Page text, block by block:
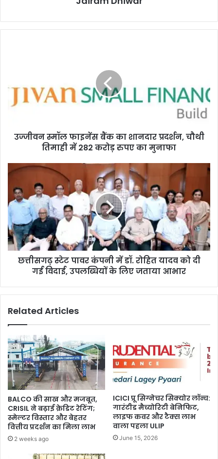
प्रदर्शन,
रुपए
का
मुनाफा
उज्जीवन स्मॉल फाइनेंस बैंक का शानदार प्रदर्शन, चौथी
तिमाही में 282 करोड़ रुपए का मुनाफा
छत्तीसगढ़
स्टेट
पावर
कंपनी
में
डॉ.
रोहित
यादव
को
लिए
छत्तीसगढ़ स्टेट पावर कंपनी में डॉ. रोहित यादव को दी
गई विदाई, उपलब्धियों के लिए जताया आभार
Related Articles
BALCO की साख और मजबूत,
CRISIL ने बढ़ाई क्रेडिट रेटिंग;
स्मेल्टर विस्तार और बेहतर
वित्तीय प्रदर्शन का मिला लाभ
2 weeks ago
ICICI प्रू सिग्नेचर सिक्योर लॉन्च:
गारंटीड मैच्योरिटी बेनिफिट,
लाइफ कवर और टैक्स लाभ
वाला पहला ULIP
June 15, 2026